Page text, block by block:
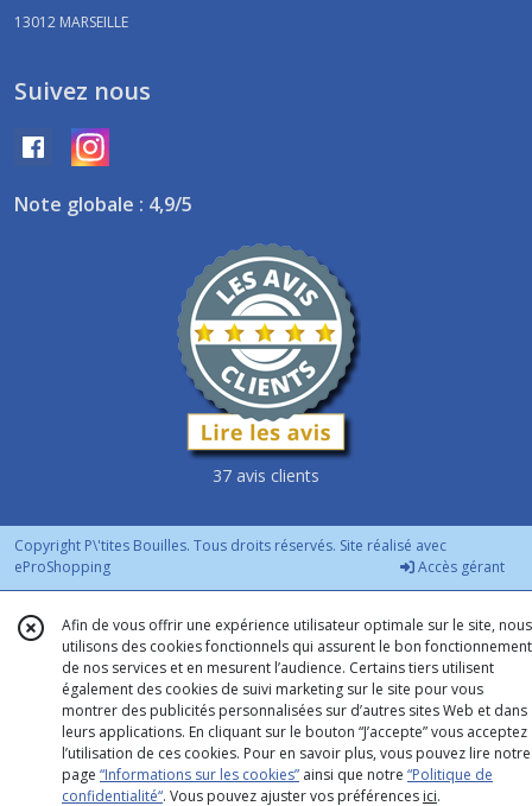
13012 MARSEILLE
Suivez nous
Note globale : 4,9/5
37 avis clients
Copyright P\'tites Bouilles. Tous droits réservés. Site réalisé avec
eProShopping
Accès gérant
Afin de vous offrir une expérience utilisateur optimale sur le site, nous
utilisons des cookies fonctionnels qui assurent le bon fonctionnement
de nos services et en mesurent l’audience. Certains tiers utilisent
également des cookies de suivi marketing sur le site pour vous
montrer des publicités personnalisées sur d’autres sites Web et dans
leurs applications. En cliquant sur le bouton “J’accepte” vous acceptez
l’utilisation de ces cookies. Pour en savoir plus, vous pouvez lire notre
page “Informations sur les cookies” ainsi que notre “Politique de
confidentialité“. Vous pouvez ajuster vos préférences ici.